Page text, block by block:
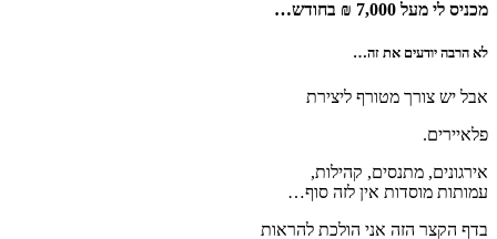
מכניס לי מעל 7,000 ₪ בחודש…
לא הרבה יודעים את זה…
אבל יש צורך מטורף ליצירת
פלאיירים.
אירגונים, מתנסים, קהילות,
עמותות מוסדות אין לזה סוף…
בדף הקצר הזה אני הולכת להראות